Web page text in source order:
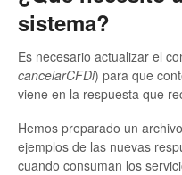
sistema?
Es necesario actualizar el
cancelarCFDi) para que
viene en la respuesta que
Hemos preparado un
ejemplos de las nuevas
cuando consuman los